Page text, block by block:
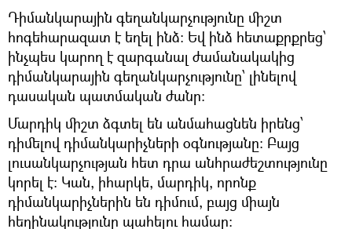
Դիմանկարային գեղանկարչությունը միշտ
հոգեհարազատ է եղել ինձ։ Եվ ինձ հետաքրքրեց՝
ինչպես կարող է զարգանալ ժամանակակից
դիմանկարային գեղանկարչությունը՝ լինելով
դասական պատմական ժանր։
Մարդիկ միշտ ձգտել են անմահացնեն իրենց՝
դիմելով դիմանկարիչների օգնությանը։ Բայց
լուսանկարչության հետ դրա անհրաժեշտությունը
կորել է։ Կան, իհարկե, մարդիկ, որոնք
դիմանկարիչներին են դիմում, բայց միայն
հեղինակությունը պահելու համար։